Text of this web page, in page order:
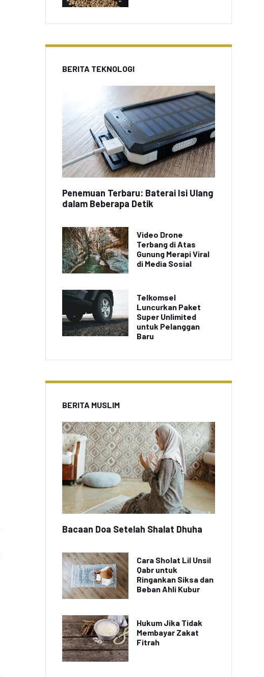
BERITA TEKNOLOGI
Penemuan Terbaru: Baterai Isi Ulang
dalam Beberapa Detik
Video Drone
Terbang di Atas
Gunung Merapi Viral
di Media Sosial
Telkomsel
Luncurkan Paket
Super Unlimited
untuk Pelanggan
Baru
BERITA MUSLIM
Bacaan Doa Setelah Shalat Dhuha
Cara Sholat Lil Unsil
Qabr untuk
Ringankan Siksa dan
Beban Ahli Kubur
Hukum Jika Tidak
Membayar Zakat
Fitrah